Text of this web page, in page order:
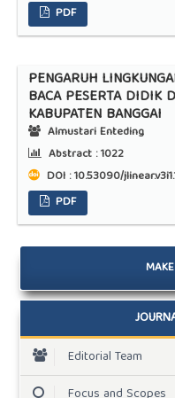
PDF
PENGARUH
BACA PESERTA DIDIK
KABUPATEN BANGGAI
Almustari Enteding
Abstract :1022
DOI : 10.53090/
PDF
Editorial Team